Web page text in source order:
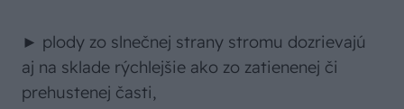
► plody zo slnečnej strany stromu dozrievajú
aj na sklade rýchlejšie ako zo zatienenej či
prehustenej časti,